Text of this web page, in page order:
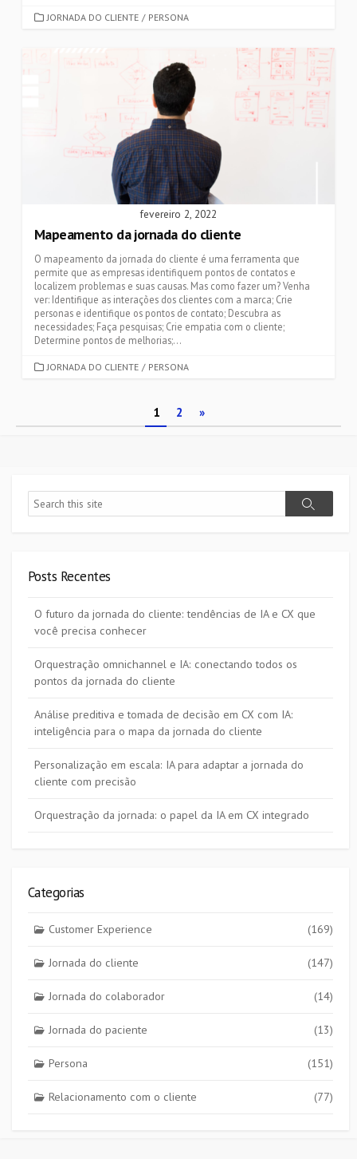
CATEGORIES
JORNADA DO CLIENTE / PERSONA
fevereiro 2, 2022
Mapeamento da jornada do cliente
O mapeamento da jornada do cliente é uma ferramenta que
permite que as empresas identifiquem pontos de contatos e
localizem problemas e suas causas. Mas como fazer um? Venha
ver: Identifique as interações dos clientes com a marca; Crie
personas e identifique os pontos de contato; Descubra as
necessidades; Faça pesquisas; Crie empatia com o cliente;
Determine pontos de melhorias;...
CATEGORIES
JORNADA DO CLIENTE / PERSONA
de
1 2 »
Search
Search
Posts Recentes
O futuro da jornada do cliente: tendências de IA e CX que
você precisa conhecer
Orquestração omnichannel e IA: conectando todos os
pontos da jornada do cliente
Análise preditiva e tomada de decisão em CX com IA:
inteligência para o mapa da jornada do cliente
Personalização em escala: IA para adaptar a jornada do
cliente com precisão
Orquestração da jornada: o papel da IA em CX integrado
Categorias
Customer Experience (169)
Jornada do cliente (147)
Jornada do colaborador (14)
Jornada do paciente (13)
Persona (151)
Relacionamento com o cliente (77)